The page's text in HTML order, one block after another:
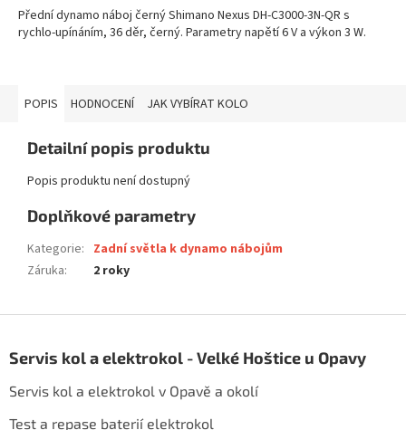
Přední dynamo náboj černý Shimano Nexus DH-C3000-3N-QR s
rychlo-upínáním, 36 děr, černý. Parametry napětí 6 V a výkon 3 W.
POPIS HODNOCENÍ JAK VYBÍRAT KOLO
Detailní popis produktu
Popis produktu není dostupný
Doplňkové parametry
Kategorie: Zadní světla k dynamo nábojům
Záruka: 2 roky
pServis kol a elektrokol - Velké Hoštice u Opavy
Servis kol a elektrokol v Opavě a okolí
Test a repase baterií elektrokol